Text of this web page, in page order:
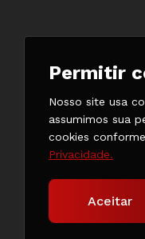
de
(21)
Copyright ©
Permitir
Nosso site usa
assumimos sua
cookies
Privacidade.
Aceitar